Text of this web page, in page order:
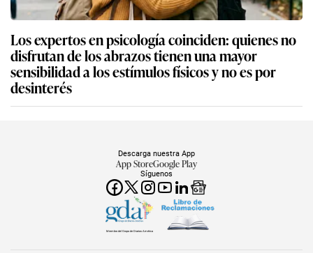
Los expertos en psicología coinciden: quienes no
disfrutan de los abrazos tienen una mayor
sensibilidad a los estímulos físicos y no es por
desinterés
Síguenos
Descarga nuestra App
App StoreGoogle Play
Miembro del Grupo de Diarios América